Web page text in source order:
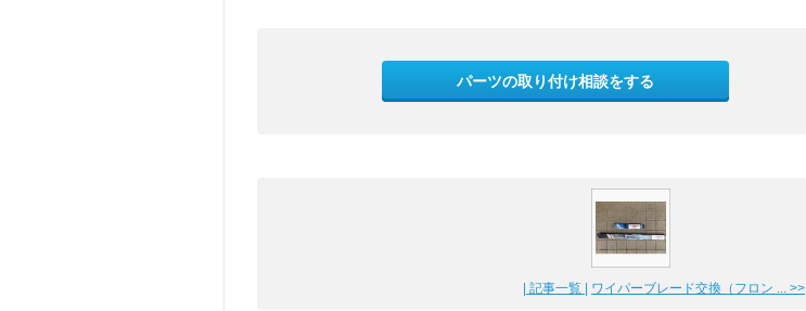
パーツの取り付け相談をする
| 記事一覧 | ワイパーブレード交換（フロン ... >>